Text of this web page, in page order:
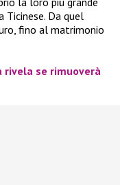
Ticinese. Da quel
fino al matrimonio
rivela se rimuoverà